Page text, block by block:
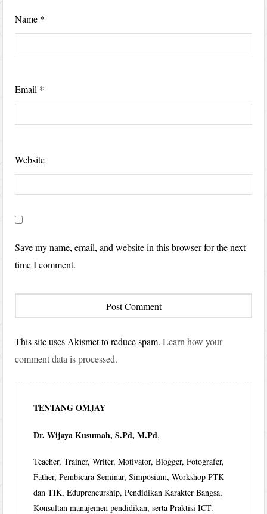
Name *
Email *
Website
Save my name, email, and website in this browser for the next
time I comment.
This site uses Akismet to reduce spam.Learn how your
comment data is processed.
TENTANG OMJAY
Dr. Wijaya Kusumah, S.Pd, M.Pd,
Teacher, Trainer, Writer, Motivator, Blogger, Fotografer,
Father, Pembicara Seminar, Simposium, Workshop PTK
dan TIK, Edupreneurship, Pendidikan Karakter Bangsa,
Konsultan manajemen pendidikan, serta Praktisi ICT.